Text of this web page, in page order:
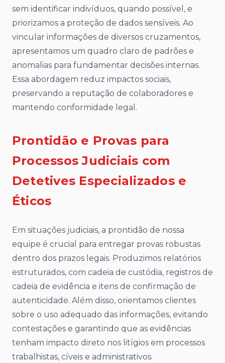
sem identificar indivíduos, quando possível, e
priorizamos a proteção de dados sensíveis. Ao
vincular informações de diversos cruzamentos,
apresentamos um quadro claro de padrões e
anomalias para fundamentar decisões internas.
Essa abordagem reduz impactos sociais,
preservando a reputação de colaboradores e
mantendo conformidade legal.
Prontidão e Provas para
Processos Judiciais com
Detetives Especializados e
Éticos
Em situações judiciais, a prontidão de nossa
equipe é crucial para entregar provas robustas
dentro dos prazos legais. Produzimos relatórios
estruturados, com cadeia de custódia, registros de
cadeia de evidência e itens de confirmação de
autenticidade. Além disso, orientamos clientes
sobre o uso adequado das informações, evitando
contestações e garantindo que as evidências
tenham impacto direto nos litígios em processos
trabalhistas, cíveis e administrativos.